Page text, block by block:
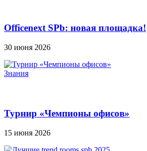
Officenext SPb: новая площадка!
30 июня 2026
Знания
Турнир «Чемпионы офисов»
15 июня 2026